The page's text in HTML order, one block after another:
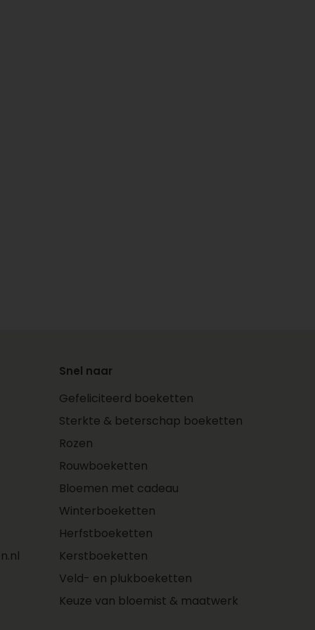
Snel naar
Gefeliciteerd boeketten
Sterkte & beterschap boeketten
Rozen
Rouwboeketten
Bloemen met cadeau
Winterboeketten
Herfstboeketten
Kerstboeketten
Veld- en plukboeketten
Keuze van bloemist & maatwerk